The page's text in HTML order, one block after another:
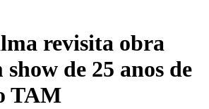
revisita obra
de 25 anos de
TAM